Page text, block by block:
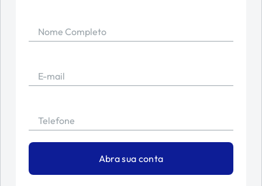
Nome Completo
E-mail
Telefone
Abra sua conta